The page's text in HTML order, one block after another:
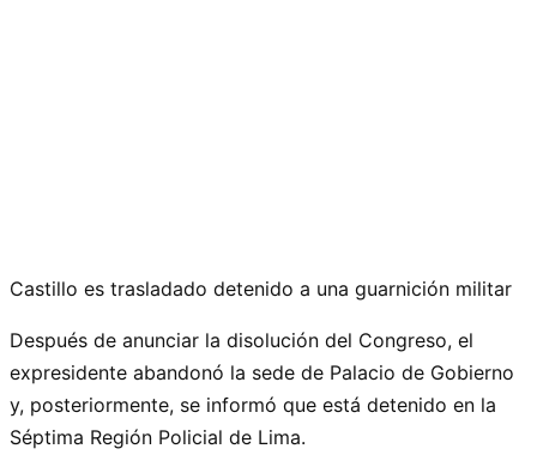
Castillo es trasladado detenido a una guarnición militar
Después de anunciar la disolución del Congreso, el
expresidente abandonó la sede de Palacio de Gobierno
y, posteriormente, se informó que está detenido en la
Séptima Región Policial de Lima.